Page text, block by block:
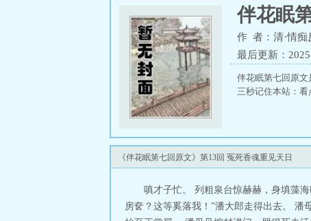
伴花眠
作 者：清·情痴
最后更新：
伴花眠第七回原文
三秒记住本站：看
《伴花眠第七回原文》第13回 冤死香魂重见天日
嗔才子忙。 列粗泉台惊赫赫，身填藻
房奁？这等奚落我！”潘大郎走得出去。